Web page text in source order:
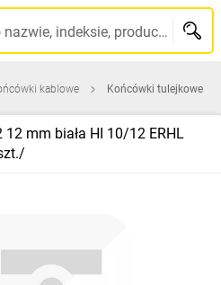
Szukaj po nazwie, indeksie, producencie, kodzie kreskowym...
kablowe Końcówki tulejkowe
mm biała HI 10/12 ERHL